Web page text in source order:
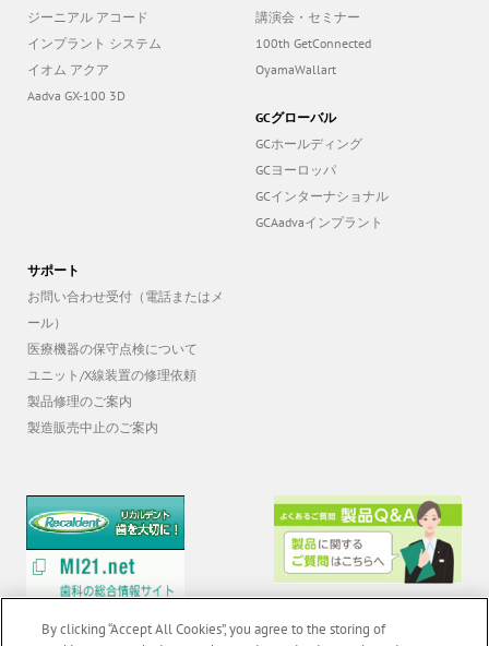
ジーニアル アコード
インプラント システム
イオム アクア
Aadva GX-100 3D
講演会・セミナー
100th GetConnected
OyamaWallart
GCグローバル
GCホールディング
GCヨーロッパ
GCインターナショナル
GCAadvaインプラント
サポート
お問い合わせ受付（電話またはメ
ール）
医療機器の保守点検について
ユニット/X線装置の修理依頼
製品修理のご案内
製造販売中止のご案内
By clicking “Accept All Cookies”, you agree to the storing of